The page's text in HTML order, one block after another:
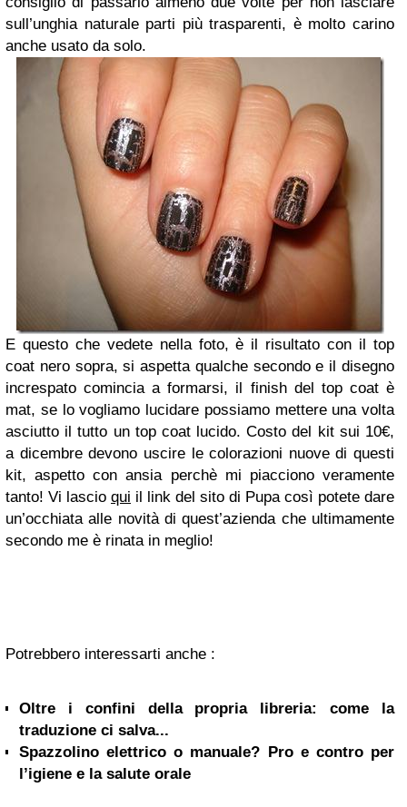
sull’unghia naturale parti più trasparenti, è molto carino
anche usato da solo.
E questo che vedete nella foto, è il risultato con il top
coat nero sopra, si aspetta qualche secondo e il disegno
increspato comincia a formarsi, il finish del top coat è
mat, se lo vogliamo lucidare possiamo mettere una volta
asciutto il tutto un top coat lucido. Costo del kit sui 10€,
a dicembre devono uscire le colorazioni nuove di questi
kit, aspetto con ansia perchè mi piacciono veramente
tanto! Vi lascio qui il link del sito di Pupa così potete dare
un’occhiata alle novità di quest’azienda che ultimamente
secondo me è rinata in meglio!
Potrebbero interessarti anche :
Oltre i confini della propria libreria: come la
traduzione ci salva...
Spazzolino elettrico o manuale? Pro e contro per
l’igiene e la salute orale